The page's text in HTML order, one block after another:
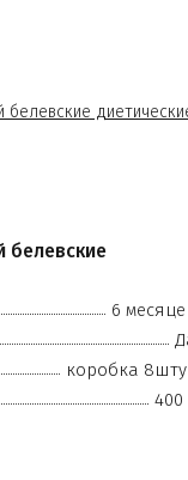
белевские
6
коробка
400